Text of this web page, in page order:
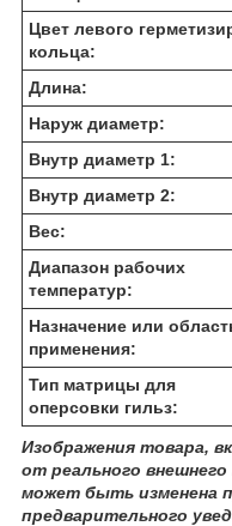
Цвет левого
кольца:
Длина:
Наруж диаметр:
Внутр диаметр 1:
Внутр диаметр 2:
Вес:
Диапазон рабочих
температур:
Назначение или
применения:
Тип матрицы для
оперсовки гильз:
Изображения товара,
от реального
может быть изменена
предварительного